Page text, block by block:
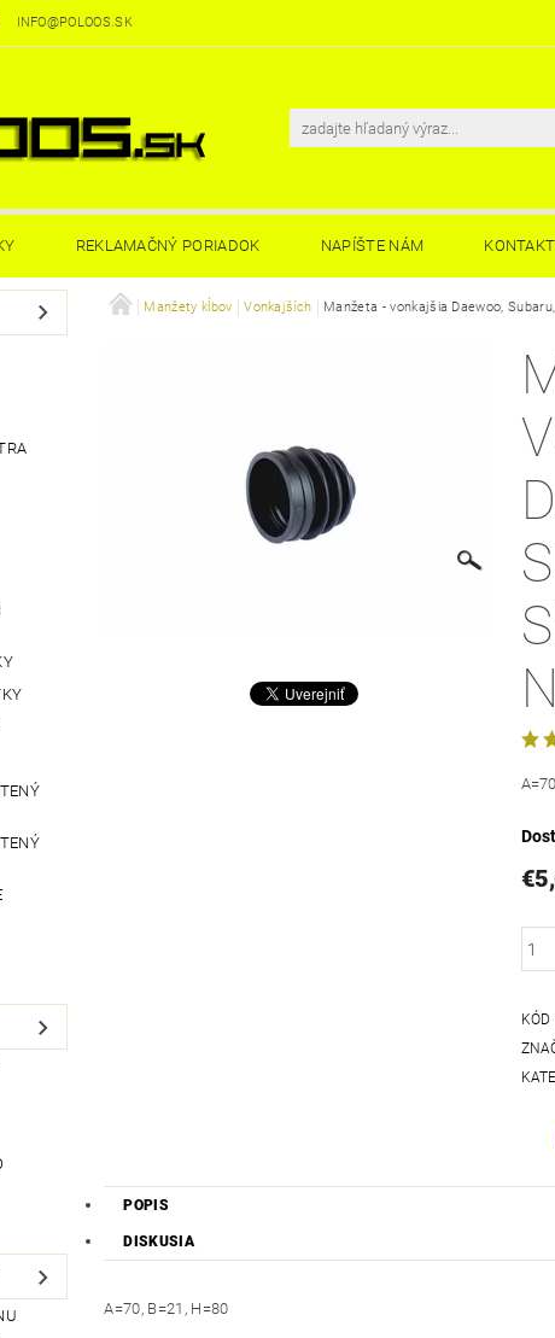
INFO@POLOOS.SK
REKLAMAČNÝ PORIADOK NAPÍŠTE NÁM
Manžety kĺbov Vonkajších Manžeta - vonkajšia Daewoo,
KÓD
POPIS
DISKUSIA
A=70, B=21, H=80